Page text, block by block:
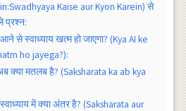
Kaise aur Kyon Karein) से
प्रश्न:
से स्वाध्याय खत्म हो जाएगा? (Kya AI ke
ho jayega?):
क्या मतलब है? (Saksharata ka ab kya
में क्या अंतर है? (Saksharata aur